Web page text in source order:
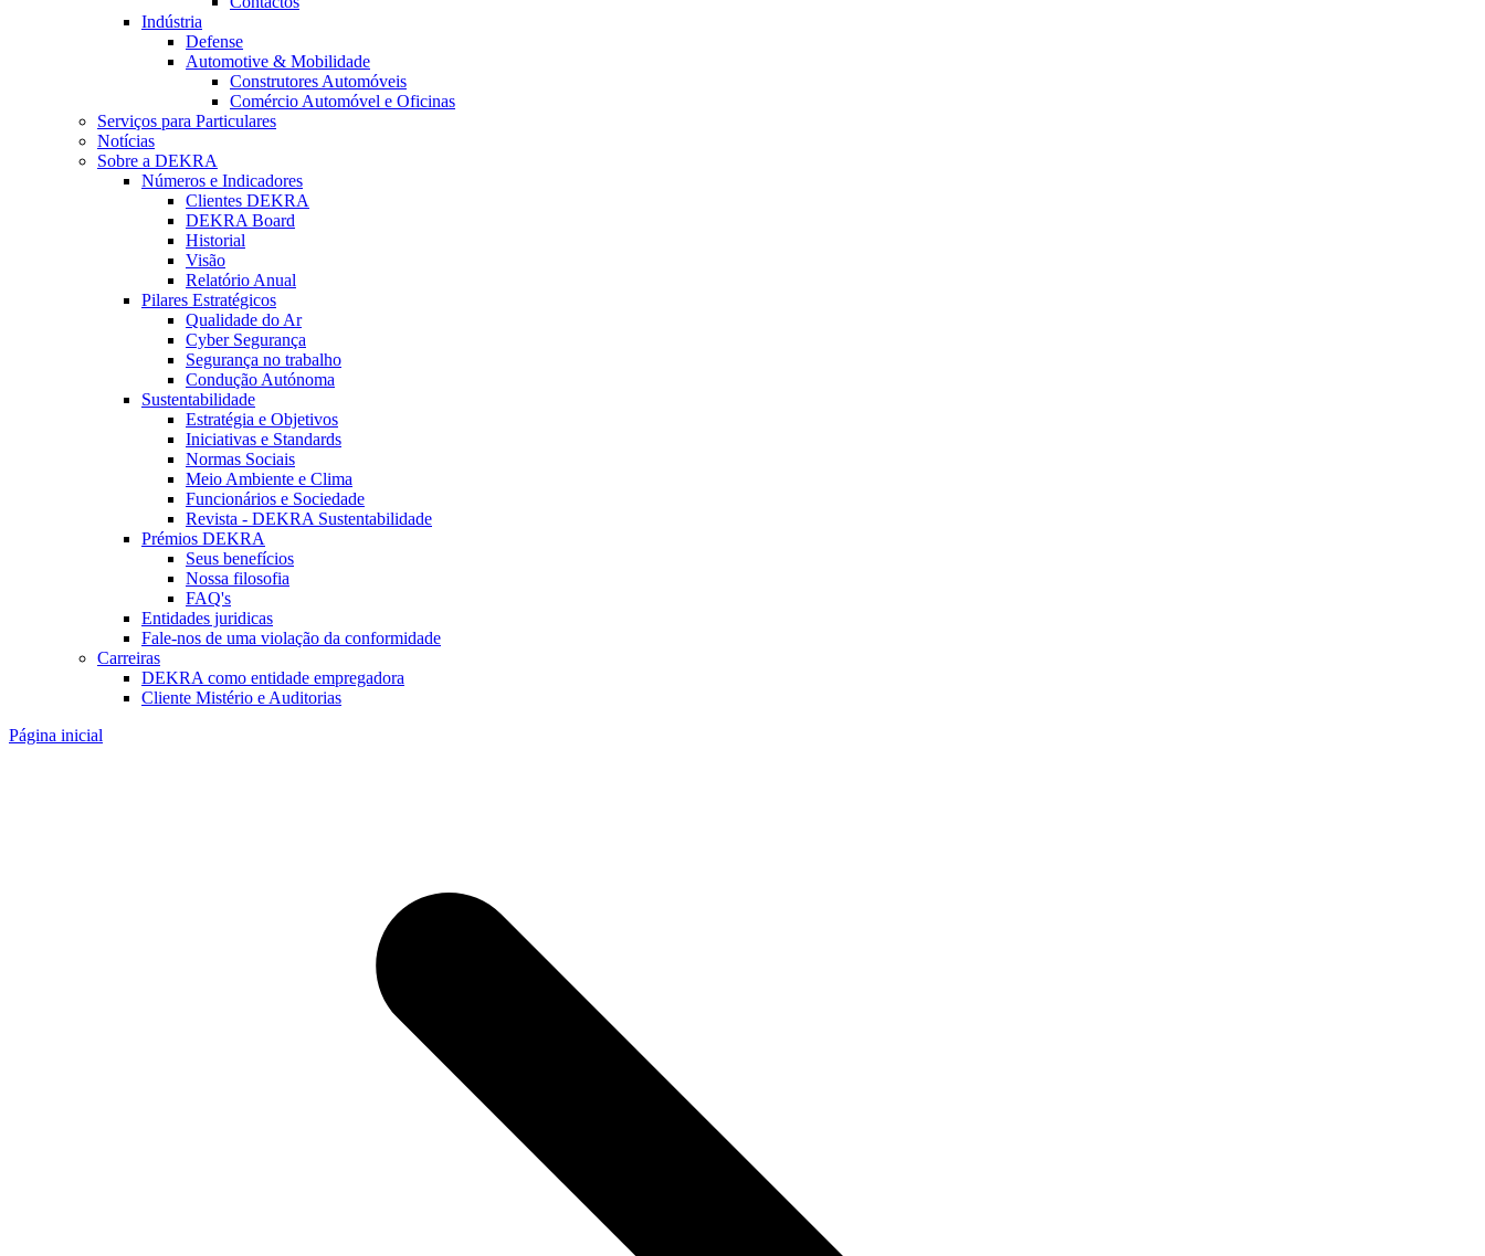
Indústria
Defense
Automotive & Mobilidade
Construtores Automóveis
Comércio Automóvel e Oficinas
Serviços para Particulares
Notícias
Sobre a DEKRA
Números e Indicadores
Clientes DEKRA
DEKRA Board
Historial
Visão
Relatório Anual
Pilares Estratégicos
Qualidade do Ar
Cyber Segurança
Segurança no trabalho
Condução Autónoma
Sustentabilidade
Estratégia e Objetivos
Iniciativas e Standards
Normas Sociais
Meio Ambiente e Clima
Funcionários e Sociedade
Revista - DEKRA Sustentabilidade
Prémios DEKRA
Seus benefícios
Nossa filosofia
FAQ's
Entidades juridicas
Fale-nos de uma violação da conformidade
Carreiras
DEKRA como entidade empregadora
Cliente Mistério e Auditorias
Página inicial